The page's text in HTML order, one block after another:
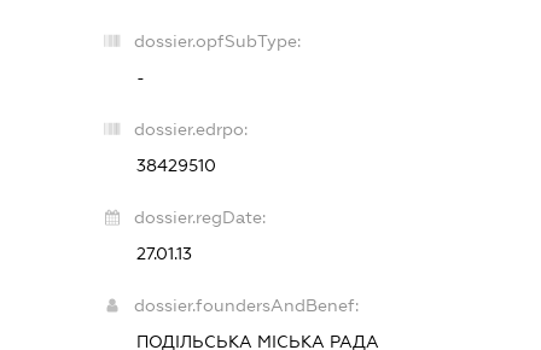
dossier.opfSubType:
-
dossier.edrpo:
38429510
dossier.regDate:
27.01.13
dossier.foundersAndBenef:
ПОДІЛЬСЬКА МІСЬКА РАДА